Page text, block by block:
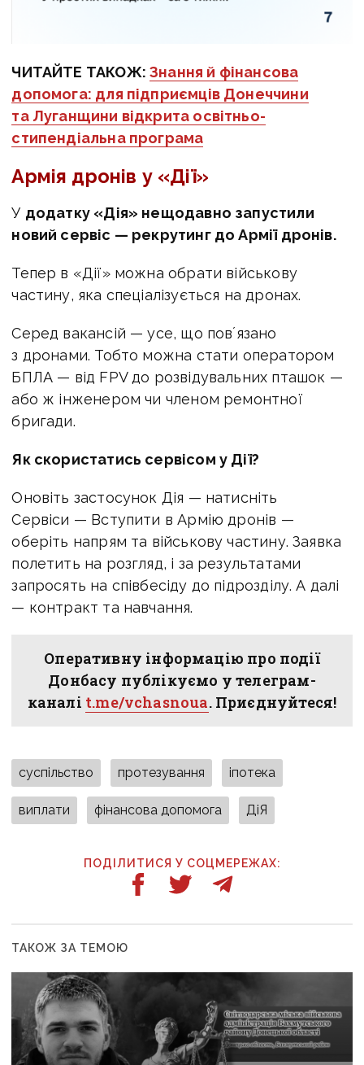
ЧИТАЙТЕ ТАКОЖ:Знання й фінансова
допомога: для підприємців Донеччини
та Луганщини відкрита освітньо-
стипендіальна програма
Армія дронів у «Дії»
У додатку «Дія» нещодавно запустили
новий сервіс — рекрутинг до Армії дронів.
Тепер в «Дії» можна обрати військову
частину, яка спеціалізується на дронах.
Серед вакансій — усе, що повʼязано
з дронами. Тобто можна стати оператором
БПЛА — від FPV до розвідувальних пташок —
або ж інженером чи членом ремонтної
бригади.
Як скористатись сервісом у Дії?
Оновіть застосунок Дія — натисніть
Сервіси — Вступити в Армію дронів —
оберіть напрям та військову частину. Заявка
полетить на розгляд, і за результатами
запросять на співбесіду до підрозділу. А далі
— контракт та навчання.
Оперативну інформацію про події
Донбасу публікуємо у телеграм-
каналі t.me/vchasnoua. Приєднуйтеся!
суспільство протезування іпотека
виплати фінансова допомога ДіЯ
ПОДІЛИТИСЯ У СОЦМЕРЕЖАХ:
ТАКОЖ ЗА ТЕМОЮ